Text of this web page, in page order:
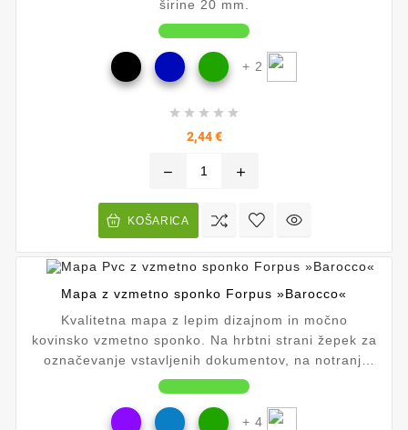
širine 20 mm.
+ 2
    
2,44 €Cena
remove add
KOŠARICA
Mapa z vzmetno sponko Forpus »Barocco«
Kvalitetna mapa z lepim dizajnom in močno
kovinsko vzmetno sponko. Na hrbtni strani žepek za
označevanje vstavljenih dokumentov, na notranji
strani prozoren žep. Debelina plastike je 0,65 mm,
+ 4